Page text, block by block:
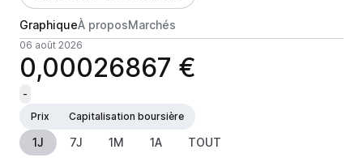
GraphiqueÀ proposMarchés
06 août 2026
0,00026867 €
-
Prix
Capitalisation boursière
1J 7J 1M 1A TOUT